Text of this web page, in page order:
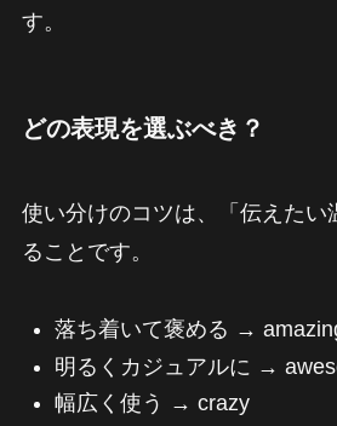
す。
どの表現を選ぶべき？
使い分けのコツは、「伝えたい
ることです。
落ち着いて褒める →
明るくカジュアルに →
幅広く使う → crazy